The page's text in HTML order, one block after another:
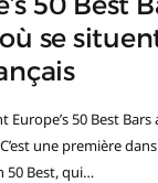
se
Europe’s 50 Best
une première
50 Best, qui…